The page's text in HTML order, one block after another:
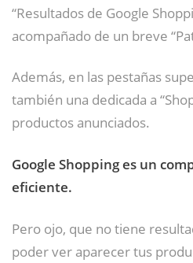
“Resultados de Google
acompañado de un breve
Además, en las pestañas
también una dedicada a
productos anunciados.
Google Shopping es un
eficiente.
Pero ojo, que no tiene
poder ver aparecer tus